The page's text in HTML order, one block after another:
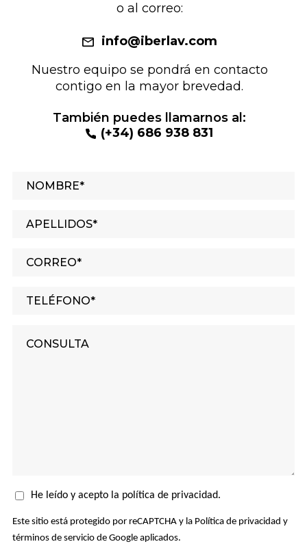
o al correo:
info@iberlav.com
Nuestro equipo se pondrá en contacto
contigo en la mayor brevedad.
También puedes llamarnos al:
(+34) 686 938 831
He leído y acepto la política de privacidad.
Este sitio está protegido por reCAPTCHA y la Política de privacidad y
términos de servicio de Google aplicados.